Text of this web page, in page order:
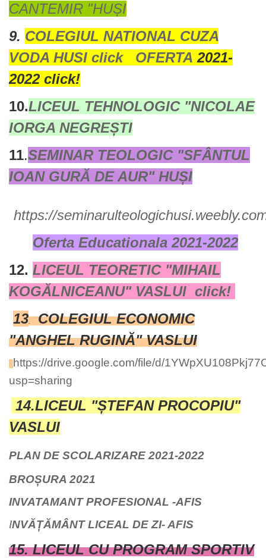
CANTEMIR "HUȘI
9. COLEGIUL NATIONAL CUZA
VODA HUSI click
OFERTA 2021-
2022 click!
10.LICEUL TEHNOLOGIC "NICOLAE
IORGA NEGREȘTI
11.SEMINAR TEOLOGIC "SFÂNTUL
IOAN GURĂ DE AUR" HUȘI
https://
Oferta Educationala 2021-2022
12. LICEUL TEORETIC "MIHAIL
KOGĂLNICEANU" VASLUI click!
13. COLEGIUL ECONOMIC
"ANGHEL RUGINĂ" VASLUI
https://drive.google.com/file/d/
usp=sharing
14.LICEUL "ȘTEFAN PROCOPIU"
VASLUI
PLAN DE SCOLARIZARE 2021-2022
BROȘURA 2021
INVATAMANT PROFESIONAL -AFIS
INVĂȚĂMÂNT LICEAL DE ZI- AFIS
15. LICEUL CU PROGRAM SPORTIV